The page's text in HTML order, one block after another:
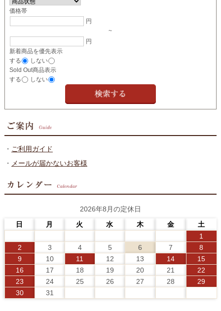
価格帯
円
~
円
新着商品を優先表示
する
しない
Sold Out商品表示
する
しない
・ ご利用ガイド
・ メールが届かないお客様
2026年8月の定休日
日
月 火 水 木 金
土
1
2
3 4 5 6 7
8
9
10 11 12 13 14
15
16
17 18 19 20 21
22
23
24 25 26 27 28
29
30
31